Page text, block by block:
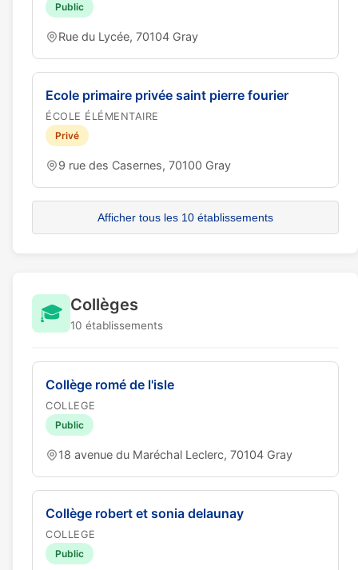
Public
Rue du Lycée, 70104 Gray
Ecole primaire privée saint pierre fourier
ÉCOLE ÉLÉMENTAIRE
Privé
9 rue des Casernes, 70100 Gray
Afficher tous les 10 établissements
🎓 Collèges
10 établissements
Collège romé de l'isle
COLLEGE
Public
18 avenue du Maréchal Leclerc, 70104 Gray
Collège robert et sonia delaunay
COLLEGE
Public